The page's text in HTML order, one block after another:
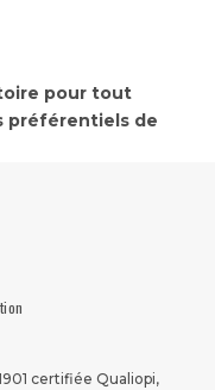
pour tout
préférentiels de
certifiée Qualiopi,